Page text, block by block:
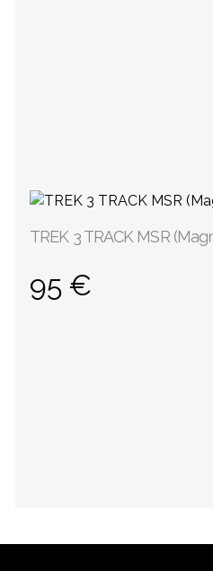
TREK 3 TRACK MSR
95 €